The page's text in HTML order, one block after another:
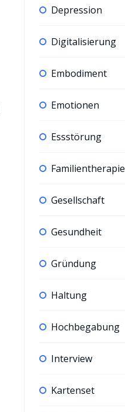
Depression
Digitalisierung
Embodiment
Emotionen
Essstörung
Familientherapie
Gesellschaft
Gesundheit
Gründung
Haltung
Hochbegabung
Interview
Kartenset